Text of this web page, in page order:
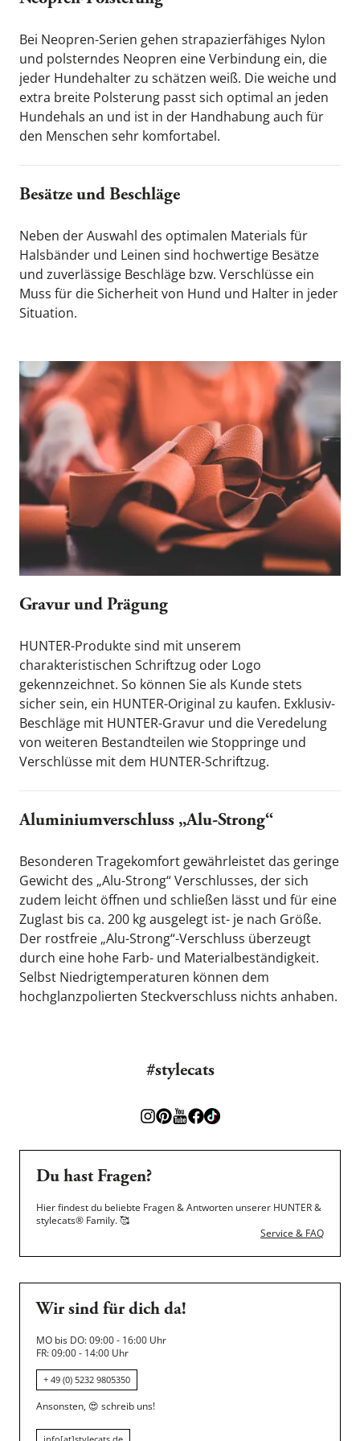
Bei Neopren-Serien gehen strapazierfähiges Nylon
und polsterndes Neopren eine Verbindung ein, die
jeder Hundehalter zu schätzen weiß. Die weiche und
extra breite Polsterung passt sich optimal an jeden
Hundehals an und ist in der Handhabung auch für
den Menschen sehr komfortabel.
Besätze und Beschläge
Neben der Auswahl des optimalen Materials für
Halsbänder und Leinen sind hochwertige Besätze
und zuverlässige Beschläge bzw. Verschlüsse ein
Muss für die Sicherheit von Hund und Halter in jeder
Situation.
Gravur und Prägung
HUNTER-Produkte sind mit unserem
charakteristischen Schriftzug oder Logo
gekennzeichnet. So können Sie als Kunde stets
sicher sein, ein HUNTER-Original zu kaufen. Exklusiv-
Beschläge mit HUNTER-Gravur und die Veredelung
von weiteren Bestandteilen wie Stoppringe und
Verschlüsse mit dem HUNTER-Schriftzug.
Aluminiumverschluss „Alu-Strong“
Besonderen Tragekomfort gewährleistet das geringe
Gewicht des „Alu-Strong“ Verschlusses, der sich
zudem leicht öffnen und schließen lässt und für eine
Zuglast bis ca. 200 kg ausgelegt ist- je nach Größe.
Der rostfreie „Alu-Strong“-Verschluss überzeugt
durch eine hohe Farb- und Materialbeständigkeit.
Selbst Niedrigtemperaturen können dem
hochglanzpolierten Steckverschluss nichts anhaben.
#stylecats
Du hast Fragen?
Hier findest du beliebte Fragen & Antworten unserer HUNTER &
stylecats® Family.🥰
Service & FAQ
Wir sind für dich da!
MO bis DO: 09:00 - 16:00 Uhr
FR: 09:00 - 14:00 Uhr
+ 49 (0) 5232 9805350
Ansonsten, 😍 schreib uns!